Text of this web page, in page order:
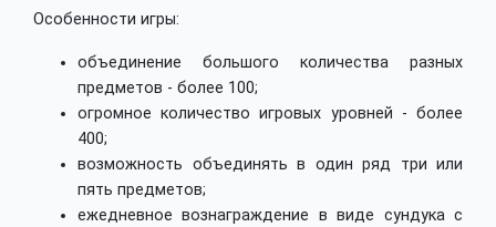
Особенности игры:
объединение большого количества разных
предметов - более 100;
огромное количество игровых уровней - более
400;
возможность объединять в один ряд три или
пять предметов;
ежедневное вознаграждение в виде сундука с